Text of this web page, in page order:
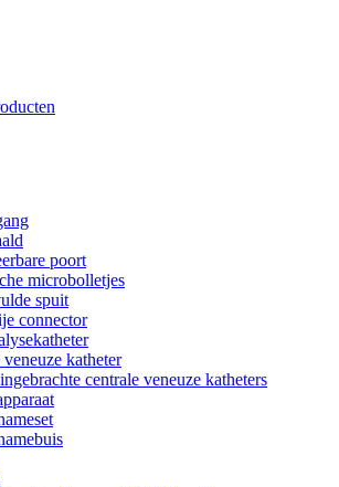
poort
microbolletjes
spuit
connector
katheter
centrale veneuze katheters